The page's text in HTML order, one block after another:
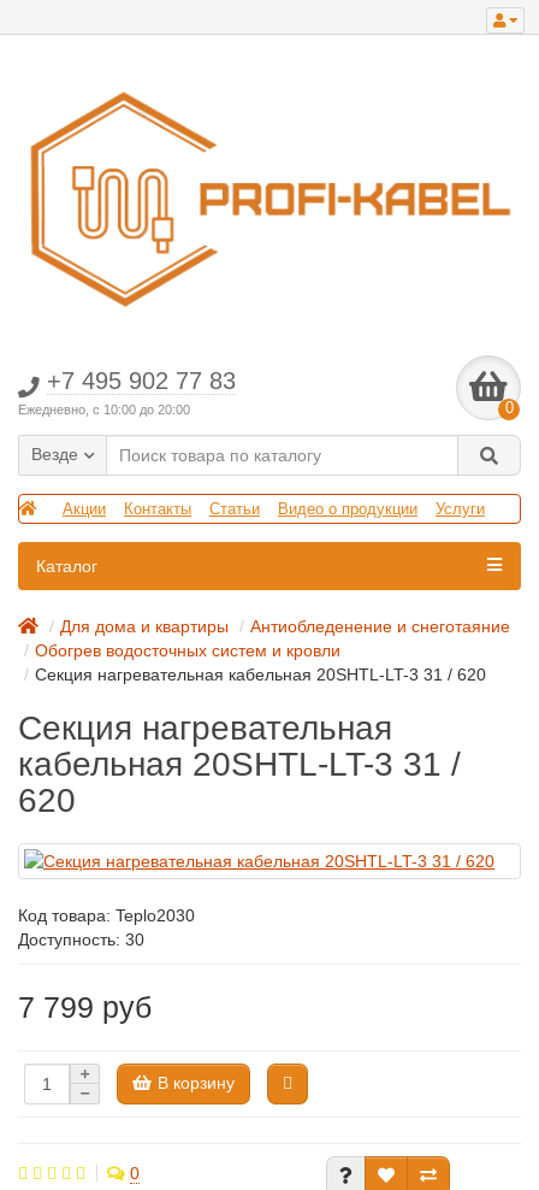
+7 495 902 77 83
Ежедневно, с 10:00 до 20:00 0
Везде
Акции Контакты Статьи Видео о продукции Услуги
Каталог
Для дома и квартиры
Антиобледенение и снеготаяние
Обогрев водосточных систем и кровли
Секция нагревательная кабельная 20SHTL-LT-3 31 / 620
Секция нагревательная
кабельная 20SHTL-LT-3 31 /
620
Код товара: Teplo2030
Доступность: 30
7 799 руб
В корзину
0